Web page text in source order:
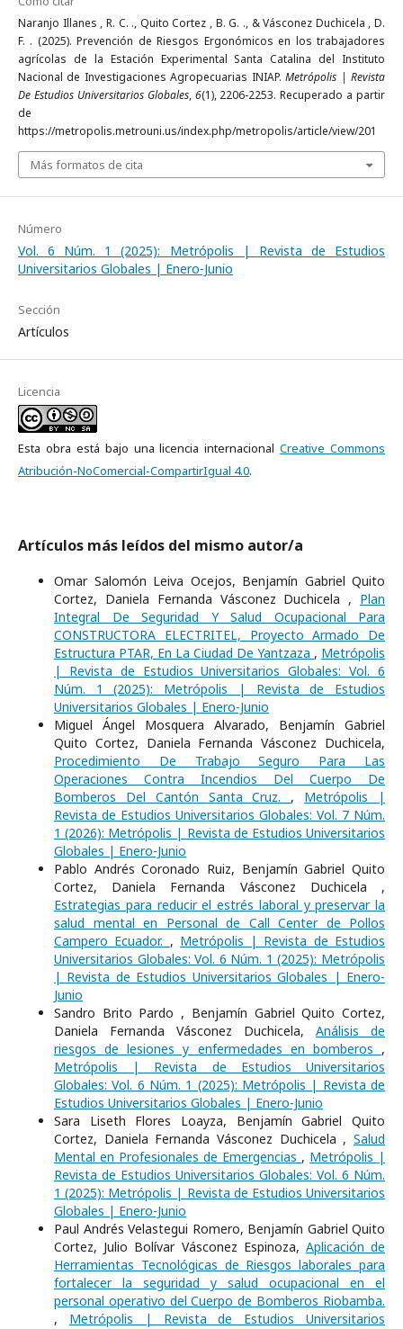
Naranjo Illanes , R. C. ., Quito Cortez , B. G. ., & Vásconez Duchicela , D.
F. . (2025). Prevención de Riesgos Ergonómicos en los trabajadores
agrícolas de la Estación Experimental Santa Catalina del Instituto
Nacional de Investigaciones Agropecuarias INIAP.Metrópolis | Revista
De Estudios Universitarios Globales, 6(1), 2206-2253. Recuperado a partir
de
https://metropolis.metrouni.us/index.php/metropolis/article/view/201
Más formatos de cita
Número
Vol. 6 Núm. 1 (2025): Metrópolis | Revista de Estudios
Universitarios Globales | Enero-Junio
Sección
Artículos
Licencia
Esta obra está bajo una licencia internacionalCreative Commons
Atribución-NoComercial-CompartirIgual 4.0.
Artículos más leídos del mismo autor/a
Omar Salomón Leiva Ocejos, Benjamín Gabriel Quito
Cortez, Daniela Fernanda Vásconez Duchicela , Plan
Integral De Seguridad Y Salud Ocupacional Para
CONSTRUCTORA ELECTRITEL, Proyecto Armado De
Estructura PTAR, En La Ciudad De Yantzaza , Metrópolis
| Revista de Estudios Universitarios Globales: Vol. 6
Núm. 1 (2025): Metrópolis | Revista de Estudios
Universitarios Globales | Enero-Junio
Miguel Ángel Mosquera Alvarado, Benjamín Gabriel
Quito Cortez, Daniela Fernanda Vásconez Duchicela,
Procedimiento De Trabajo Seguro Para Las
Operaciones Contra Incendios Del Cuerpo De
Bomberos Del Cantón Santa Cruz. , Metrópolis |
Revista de Estudios Universitarios Globales: Vol. 7 Núm.
1 (2026): Metrópolis | Revista de Estudios Universitarios
Globales | Enero-Junio
Pablo Andrés Coronado Ruiz, Benjamín Gabriel Quito
Cortez, Daniela Fernanda Vásconez Duchicela ,
Estrategias para reducir el estrés laboral y preservar la
salud mental en Personal de Call Center de Pollos
Campero Ecuador. , Metrópolis | Revista de Estudios
Universitarios Globales: Vol. 6 Núm. 1 (2025): Metrópolis
| Revista de Estudios Universitarios Globales | Enero-
Junio
Sandro Brito Pardo , Benjamín Gabriel Quito Cortez,
Daniela Fernanda Vásconez Duchicela, Análisis de
riesgos de lesiones y enfermedades en bomberos ,
Metrópolis | Revista de Estudios Universitarios
Globales: Vol. 6 Núm. 1 (2025): Metrópolis | Revista de
Estudios Universitarios Globales | Enero-Junio
Sara Liseth Flores Loayza, Benjamín Gabriel Quito
Cortez, Daniela Fernanda Vásconez Duchicela , Salud
Mental en Profesionales de Emergencias , Metrópolis |
Revista de Estudios Universitarios Globales: Vol. 6 Núm.
1 (2025): Metrópolis | Revista de Estudios Universitarios
Globales | Enero-Junio
Paul Andrés Velastegui Romero, Benjamín Gabriel Quito
Cortez, Julio Bolívar Vásconez Espinoza, Aplicación de
Herramientas Tecnológicas de Riesgos laborales para
fortalecer la seguridad y salud ocupacional en el
personal operativo del Cuerpo de Bomberos Riobamba.
, Metrópolis | Revista de Estudios Universitarios